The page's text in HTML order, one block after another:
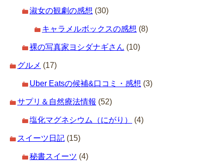
淑女の観劇の感想 (30)
キャラメルボックスの感想 (8)
裸の写真家ヨシダナギさん (10)
グルメ (17)
Uber Eatsの候補&口コミ・感想 (3)
サプリ＆自然療法情報 (52)
塩化マグネシウム（にがり） (4)
スイーツ日記 (15)
秘書スイーツ (4)